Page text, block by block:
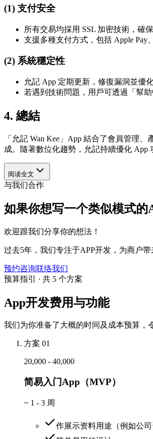
(1) 支付安全
所有交易均採用 SSL 加密技術，確
支援多種支付方式，包括 Apple Pay
(2) 系統穩定性
允記 App 定期更新，修復漏洞並優化
若遇到技術問題，用戶可透過「幫助
4. 總結
「允記 Wan Kee」App 結合了會員管理
成。隨著數位化趨勢，允記持續優化 App
阅读全文
与我们合作
如果你想写一个类似模式的
欢迎跟我们分享你的想法！
过去5年，我们专注于APP开发，为商户带
预约咨询联络我们
预算指引 · 共 5 个方案
App开发费用与功能
我们为你准备了大概的时间及成本预算，
方案 01
20,000 - 40,000
简易入门App（MVP）
~ 1 - 3 周
作展示资料用途（例如公司